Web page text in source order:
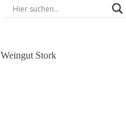
Weingut Stork